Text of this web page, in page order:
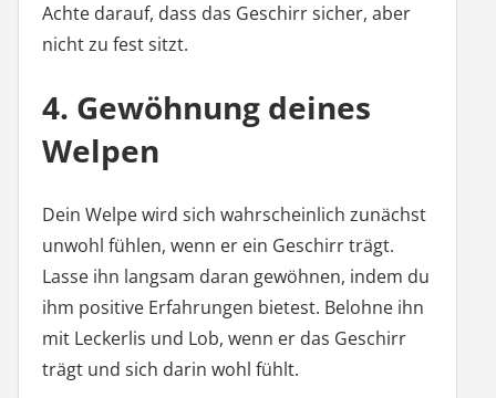
Achte darauf, dass das Geschirr sicher, aber
nicht zu fest sitzt.
4. Gewöhnung deines
Welpen
Dein Welpe wird sich wahrscheinlich zunächst
unwohl fühlen, wenn er ein Geschirr trägt.
Lasse ihn langsam daran gewöhnen, indem du
ihm positive Erfahrungen bietest. Belohne ihn
mit Leckerlis und Lob, wenn er das Geschirr
trägt und sich darin wohl fühlt.